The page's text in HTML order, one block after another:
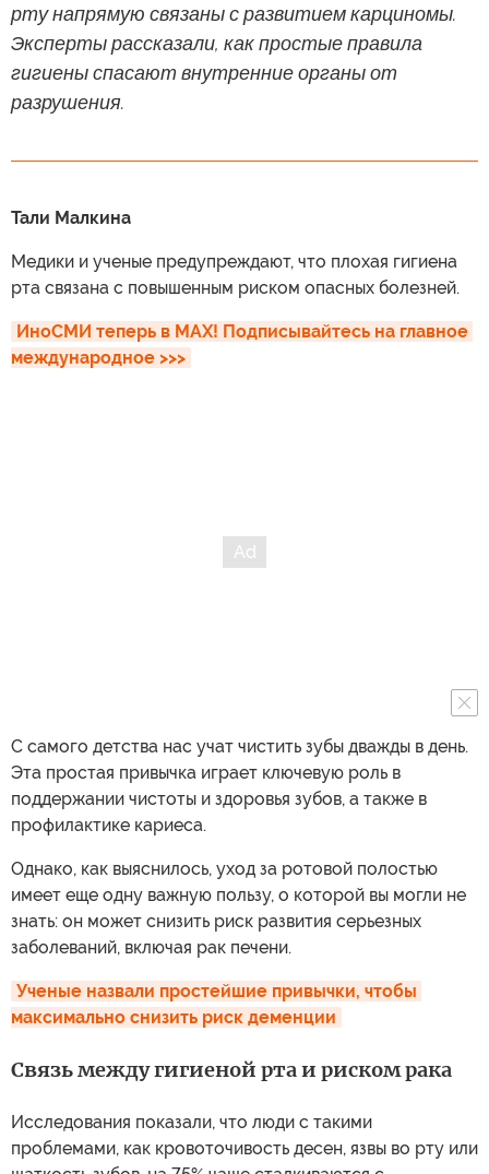
рту напрямую связаны с развитием карциномы.
Эксперты рассказали, как простые правила
гигиены спасают внутренние органы от
разрушения.
Тали Малкина
Медики и ученые предупреждают, что плохая гигиена
рта связана с повышенным риском опасных болезней.
ИноСМИ теперь в MAX! Подписывайтесь на главное
международное >>>
С самого детства нас учат чистить зубы дважды в день.
Эта простая привычка играет ключевую роль в
поддержании чистоты и здоровья зубов, а также в
профилактике кариеса.
Однако, как выяснилось, уход за ротовой полостью
имеет еще одну важную пользу, о которой вы могли не
знать: он может снизить риск развития серьезных
заболеваний, включая рак печени.
Ученые назвали простейшие привычки, чтобы
максимально снизить риск деменции
Связь между гигиеной рта и риском рака
Исследования показали, что люди с такими
проблемами, как кровоточивость десен, язвы во рту или